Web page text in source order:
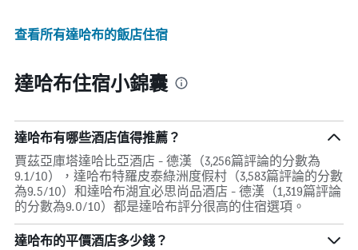
查看所有達哈布​的飯店住宿
達哈布住宿小錦囊
達哈布有哪些酒店值得推薦？
賈茲亞庫塔達哈比亞酒店 - 德漢（3,256篇評論的分數為
9.1/10），達哈布特羅皮泰綠洲度假村（3,583篇評論的分數
為9.5/10）和達哈布湖宜必思尚品酒店 - 德漢（1,319篇評論
的分數為9.0/10）都是達哈布評分很高的住宿選項。
達哈布的平價酒店多少錢？